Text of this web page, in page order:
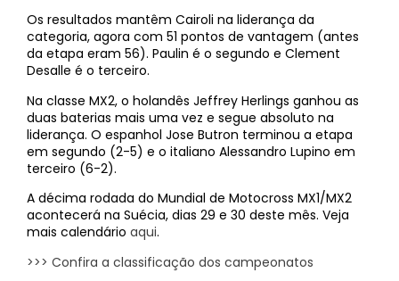
Os resultados mantêm Cairoli na liderança da
categoria, agora com 51 pontos de vantagem (antes
da etapa eram 56). Paulin é o segundo e Clement
Desalle é o terceiro.
Na classe MX2, o holandês Jeffrey Herlings ganhou as
duas baterias mais uma vez e segue absoluto na
liderança. O espanhol Jose Butron terminou a etapa
em segundo (2-5) e o italiano Alessandro Lupino em
terceiro (6-2).
A décima rodada do Mundial de Motocross MX1/MX2
acontecerá na Suécia, dias 29 e 30 deste mês. Veja
mais calendário aqui.
>>> Confira a classificação dos campeonatos